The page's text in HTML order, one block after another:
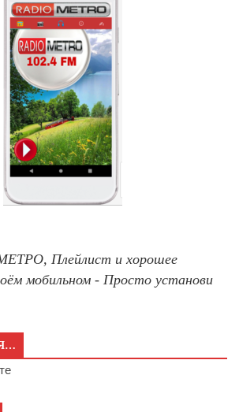
Плейлист и хорошее
мобильном - Просто установи